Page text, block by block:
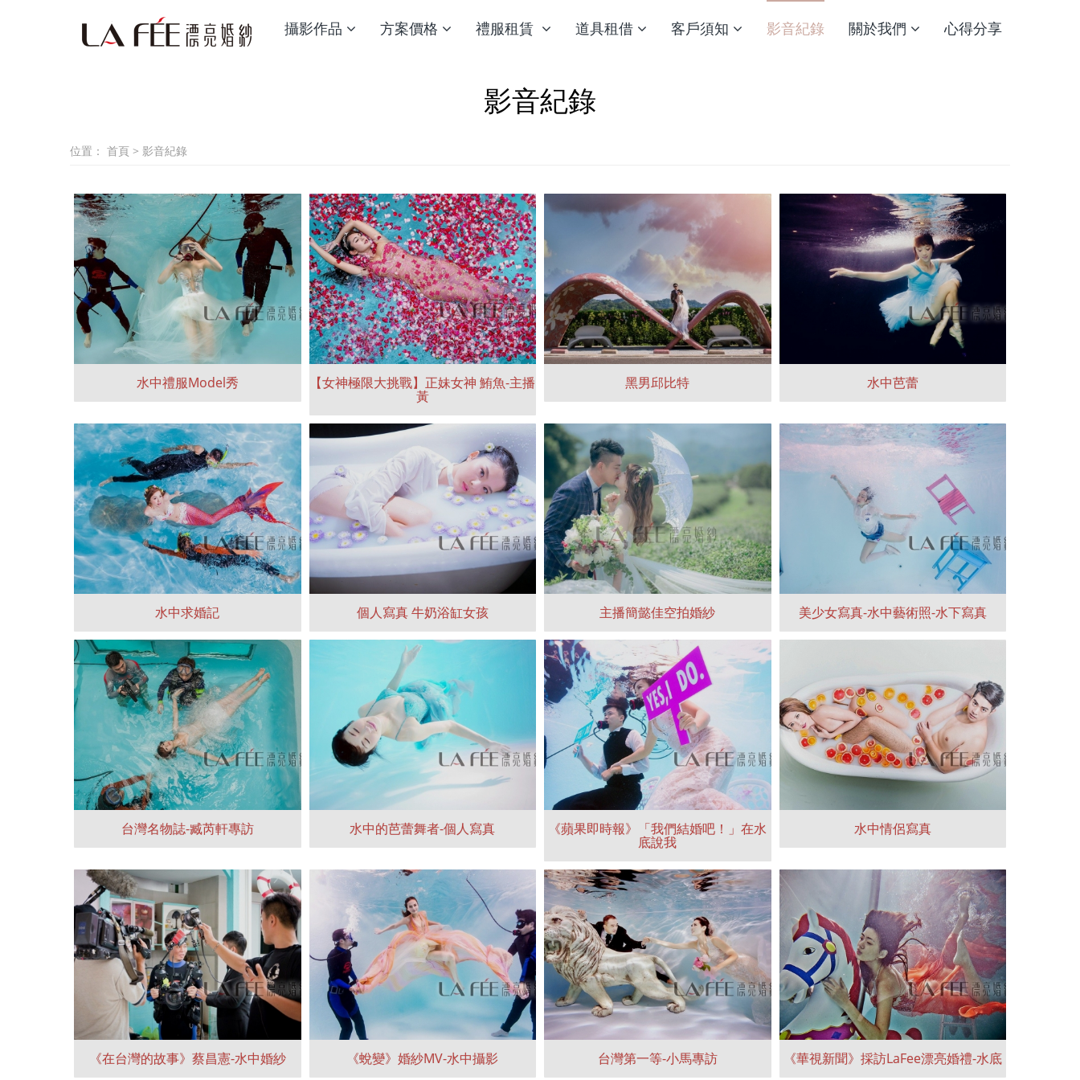
攝影作品 方案價格 禮服租賃 道具租借 客戶須知 影音紀錄 關於我們 心得分享
影音紀錄
位置： 首頁 > 影音紀錄
水中禮服Model秀 【女神極限大挑戰】正妹女神 鮪魚-主播
黃
黑男邱比特 水中芭蕾
水中求婚記 個人寫真 牛奶浴缸女孩 主播簡懿佳空拍婚紗 美少女寫真-水中藝術照-水下寫真
台灣名物誌-臧芮軒專訪 水中的芭蕾舞者-個人寫真 《蘋果即時報》「我們結婚吧！」在水
底說我
水中情侶寫真
《在台灣的故事》蔡昌憲-水中婚紗 《蛻變》婚紗MV-水中攝影 台灣第一等-小馬專訪 《華視新聞》採訪LaFee漂亮婚禮-水底